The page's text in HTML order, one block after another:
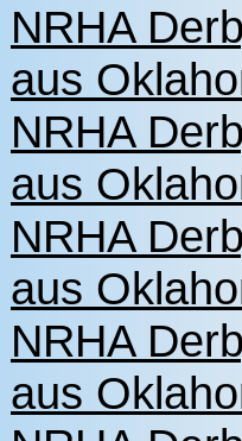
NRHA
aus
NRHA
aus
NRHA
aus
NRHA
aus